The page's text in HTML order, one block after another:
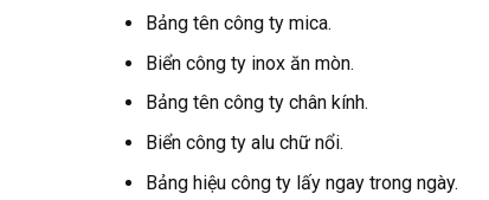
Bảng tên công ty mica.
Biển công ty inox ăn mòn.
Bảng tên công ty chân kính.
Biển công ty alu chữ nổi.
Bảng hiệu công ty lấy ngay trong ngày.